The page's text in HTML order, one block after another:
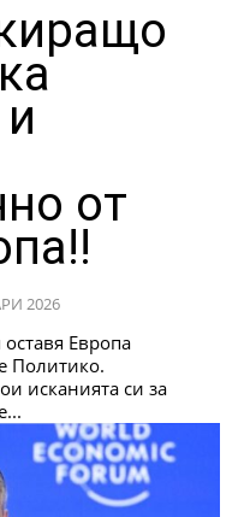
от
2026
Европа
Политико.
исканията си за